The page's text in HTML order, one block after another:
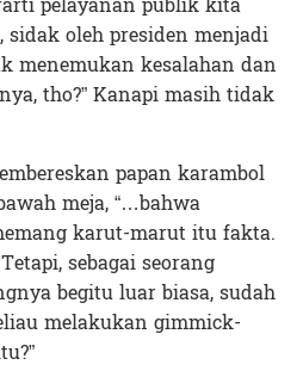
sidak oleh presiden menjadi
menemukan kesalahan dan
tho?” Kanapi masih tidak
papan karambol
meja, “…bahwa
karut-marut itu fakta.
sebagai seorang
begitu luar biasa, sudah
melakukan gimmick-